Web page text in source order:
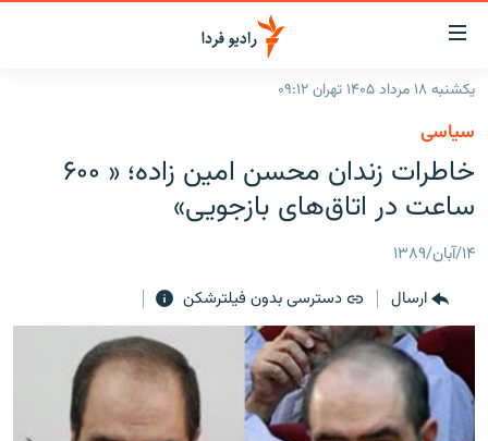
لینک‌های
قابلیت
دسترسی
بازگشت
اصلی
رفتن
صفحه
جستجو
ایران
جهان
برنامه‌های رادیویی
فرکانس‌ها
پادکست
چندرسانه‌ای
گزارش‌های تصویری
گزارش‌های ویدئویی
زنان فردا
English
یکشنبه ۱۸ مرداد ۱۴۰۵ تهران ۰۹:۱۲
سیاسی
خاطرات زندان محسن امین زاده؛ « ۶۰۰
ساعت در اتاق‌های بازجويی»
۱۴/آبان/۱۳۸۹
ارسال
دسترسی بدون فیلترشکن